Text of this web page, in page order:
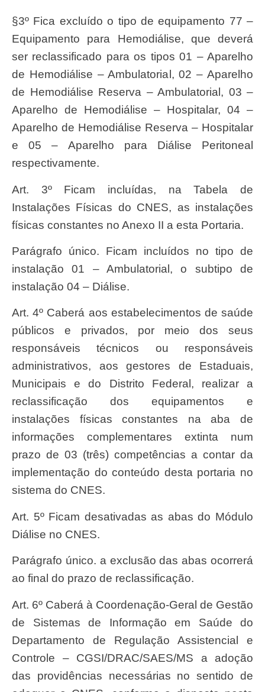
§3º Fica excluído o tipo de equipamento 77 –
Equipamento para Hemodiálise, que deverá
ser reclassificado para os tipos 01 – Aparelho
de Hemodiálise – Ambulatorial, 02 – Aparelho
de Hemodiálise Reserva – Ambulatorial, 03 –
Aparelho de Hemodiálise – Hospitalar, 04 –
Aparelho de Hemodiálise Reserva – Hospitalar
e 05 – Aparelho para Diálise Peritoneal
respectivamente.
Art. 3º Ficam incluídas, na Tabela de
Instalações Físicas do CNES, as instalações
físicas constantes no Anexo II a esta Portaria.
Parágrafo único. Ficam incluídos no tipo de
instalação 01 – Ambulatorial, o subtipo de
instalação 04 – Diálise.
Art. 4º Caberá aos estabelecimentos de saúde
públicos e privados, por meio dos seus
responsáveis técnicos ou responsáveis
administrativos, aos gestores de Estaduais,
Municipais e do Distrito Federal, realizar a
reclassificação dos equipamentos e
instalações físicas constantes na aba de
informações complementares extinta num
prazo de 03 (três) competências a contar da
implementação do conteúdo desta portaria no
sistema do CNES.
Art. 5º Ficam desativadas as abas do Módulo
Diálise no CNES.
Parágrafo único. a exclusão das abas ocorrerá
ao final do prazo de reclassificação.
Art. 6º Caberá à Coordenação-Geral de Gestão
de Sistemas de Informação em Saúde do
Departamento de Regulação Assistencial e
Controle – CGSI/DRAC/SAES/MS a adoção
das providências necessárias no sentido de